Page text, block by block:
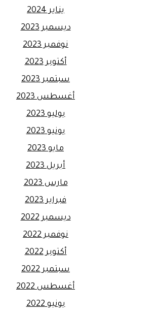
يناير 2024
ديسمبر 2023
نوفمبر 2023
أكتوبر 2023
سبتمبر 2023
أغسطس 2023
يوليو 2023
يونيو 2023
مايو 2023
أبريل 2023
مارس 2023
فبراير 2023
ديسمبر 2022
نوفمبر 2022
أكتوبر 2022
سبتمبر 2022
أغسطس 2022
يونيو 2022